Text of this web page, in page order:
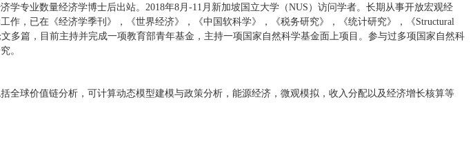
学专业数量经济学博士后出站。2018年8月-11月新加坡国立大学（NUS）访问学者。长期从事开放宏观经
作，已在《经济学季刊》，《世界经济》，《中国软科学》，《税务研究》，《统计研究》，《Structural
文多篇，目前主持并完成一项教育部青年基金，主持一项国家自然科学基金面上项目。参与过多项国家自然科
。
全球价值链分析，可计算动态模型建模与政策分析，能源经济，微观模拟，收入分配以及经济增长核算等